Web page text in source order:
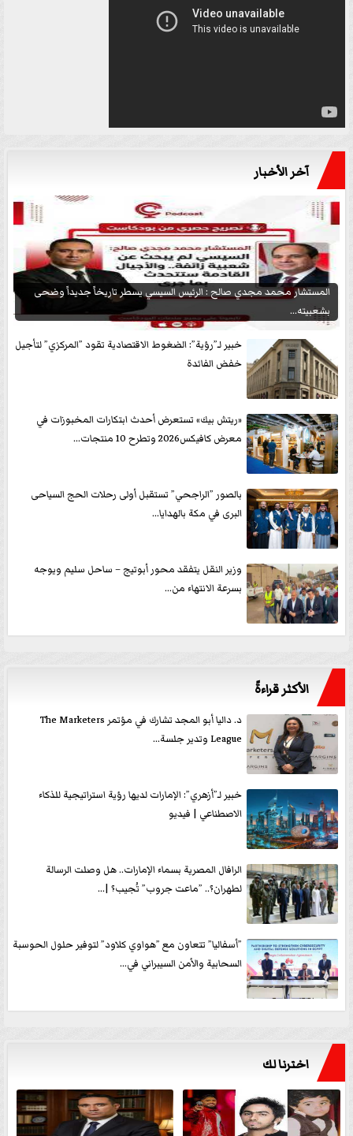
آخر الأخبار
المستشار محمد مجدي صالح : الرئيس السيسي يسطر تاريخاً جديداً وضحى
بشعبيته...
خبير لـ”رؤية”: الضغوط الاقتصادية تقود ”المركزي” لتأجيل
خفض الفائدة
«ريتش بيك» تستعرض أحدث ابتكارات المخبوزات في
معرض كافيكس2026 وتطرح 10 منتجات...
بالصور ”الراجحي” تستقبل أولى رحلات الحج السياحى
البرى في مكة بالهدايا...
وزير النقل يتفقد محور أبوتيج – ساحل سليم ويوجه
بسرعة الانتهاء من...
الأكثر قراءةً
د. داليا أبو المجد تشارك في مؤتمر The Marketers
League وتدير جلسة...
خبير لـ”أزهري”: الإمارات لديها رؤية استراتيجية للذكاء
الاصطناعي | فيديو
الرافال المصرية بسماء الإمارات.. هل وصلت الرسالة
لطهران؟.. ”ماعت جروب” تُجيب؟ |...
”أسفاليا” تتعاون مع ”هواوي كلاود” لتوفير حلول الحوسبة
السحابية والأمن السيبراني في...
اخترنا لك